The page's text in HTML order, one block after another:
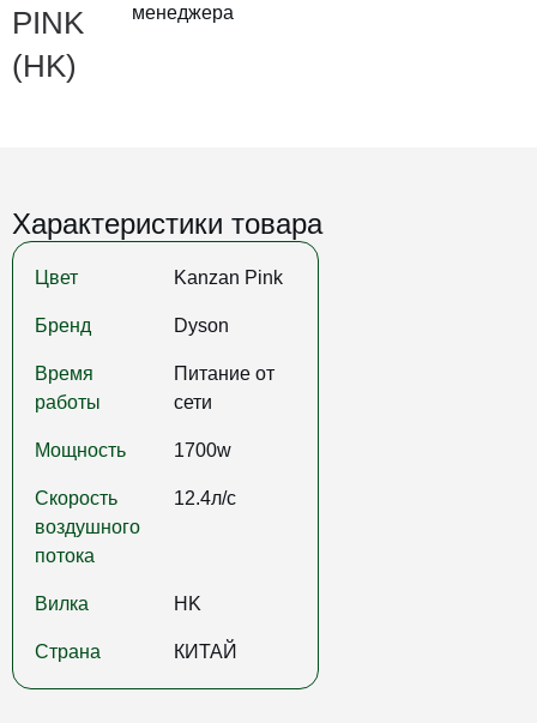
PINK
(HK)
менеджера
Характеристики товара
Цвет Kanzan Pink
Бренд Dyson
Время
работы
Питание от
сети
Мощность 1700w
Скорость
воздушного
потока
12.4л/с
Вилка HK
Страна КИТАЙ